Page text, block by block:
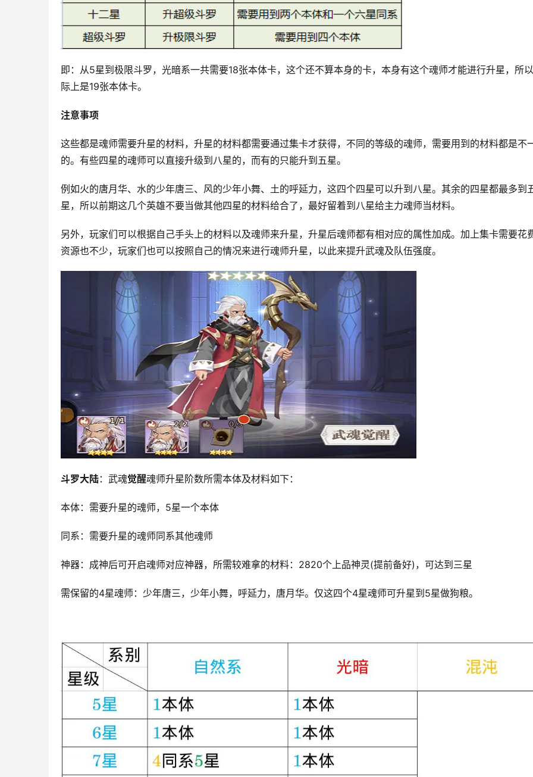
即：从5星到极限斗罗，光暗系一共需要18张本体卡，这个还不算本身的卡，本身有这个魂师才能进行升星，所
际上是19张本体卡。
注意事项
这些都是魂师需要升星的材料，升星的材料都需要通过集卡才获得，不同的等级的魂师，需要用到的材料都是不
的。有些四星的魂师可以直接升级到八星的，而有的只能升到五星。
例如火的唐月华、水的少年唐三、风的少年小舞、土的呼延力，这四个四星可以升到八星。其余的四星都最多到
星，所以前期这几个英雄不要当做其他四星的材料给合了，最好留着到八星给主力魂师当材料。
另外，玩家们可以根据自己手头上的材料以及魂师来升星，升星后魂师都有相对应的属性加成。加上集卡需要花
资源也不少，玩家们也可以按照自己的情况来进行魂师升星，以此来提升武魂及队伍强度。
斗罗大陆：武魂觉醒魂师升星阶数所需本体及材料如下：
本体：需要升星的魂师，5星一个本体
同系：需要升星的魂师同系其他魂师
神器：成神后可开启魂师对应神器，所需较难拿的材料：2820个上品神灵(提前备好)，可达到三星
需保留的4星魂师：少年唐三，少年小舞，呼延力，唐月华。仅这四个4星魂师可升星到5星做狗粮。